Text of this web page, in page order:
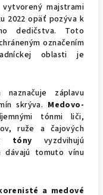
majstrami
2022 opäť pozýva k
dedičstva. Toto
označením
oblasti je
záplavu
skrýva. Medovo-
tónmi liči,
ruže a čajových
tóny vyzdvihujú
dávajú tomuto vínu
a medové